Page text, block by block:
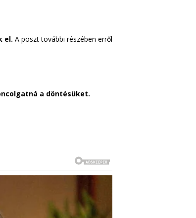
el. A poszt további részében erről
a döntésüket.